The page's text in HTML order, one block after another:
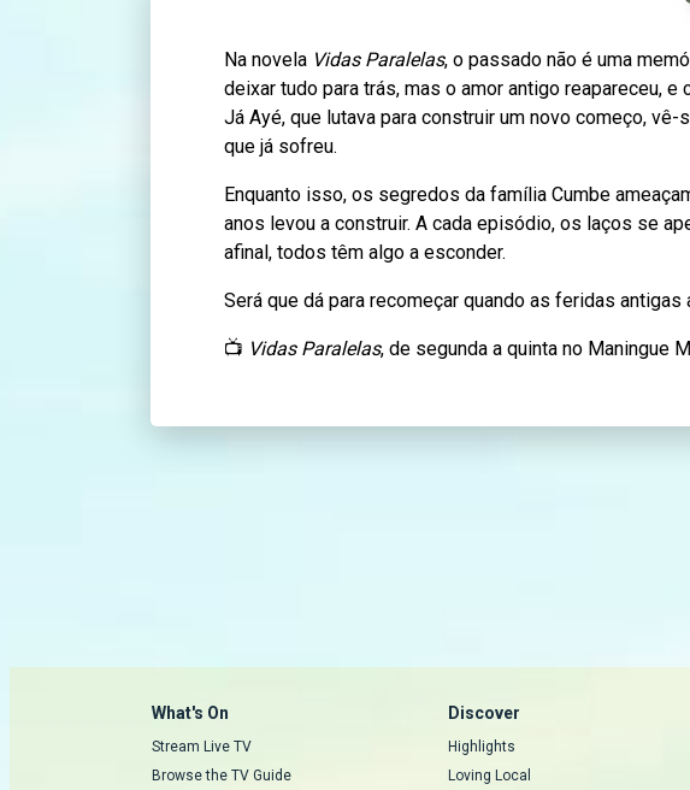
Na novela Vidas Paralelas, o passado não é uma
deixar tudo para trás, mas o amor antigo reapareceu,
Já Ayé, que lutava para construir um novo começo,
que já sofreu.
Enquanto isso, os segredos da família Cumbe
anos levou a construir. A cada episódio, os laços se
afinal, todos têm algo a esconder.
Será que dá para recomeçar quando as feridas antigas
📺 Vidas Paralelas, de segunda a quinta no Maningue
What's On
Stream Live TV
Browse the TV Guide
Discover
Highlights
Loving Local